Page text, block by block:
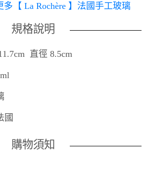
【 La Rochère 】法國手工玻璃
規格說明
直徑 8.5cm
國
購物須知